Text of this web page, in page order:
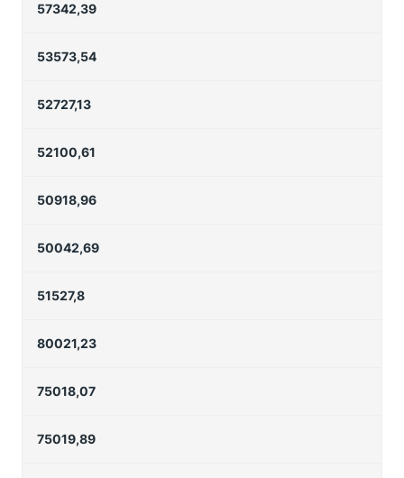
57342,39
53573,54
52727,13
52100,61
50918,96
50042,69
51527,8
80021,23
75018,07
75019,89